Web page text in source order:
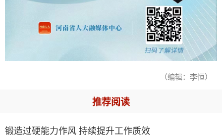
（编辑：李恒）
推荐阅读
锻造过硬能力作风 持续提升工作质效